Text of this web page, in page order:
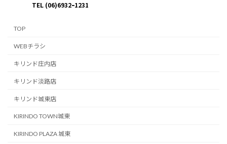
TEL (06)6932ｰ1231
TOP
WEBチラシ
キリンド庄内店
キリンド淡路店
キリンド城東店
KIRINDO TOWN城東
KIRINDO PLAZA 城東